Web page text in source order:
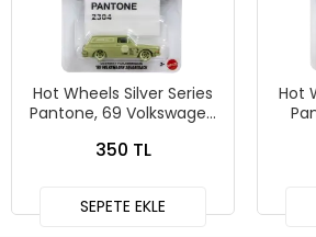
Hot Wheels Silver Series
Pantone, 69 Volkswagen
350 TL
SEPETE EKLE
Hot